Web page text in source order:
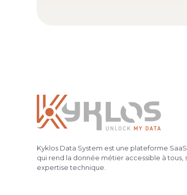
Kyklos Data System est une plateforme
qui rend la donnée métier accessible à tous,
expertise technique.